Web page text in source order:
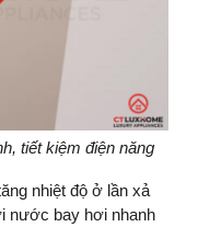
tiết kiệm điện năng
nhiệt độ ở lần xả
nước bay hơi nhanh